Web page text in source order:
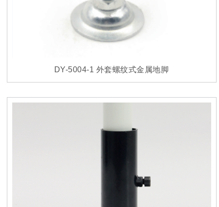
DY-5004-1 外套螺纹式金属地脚